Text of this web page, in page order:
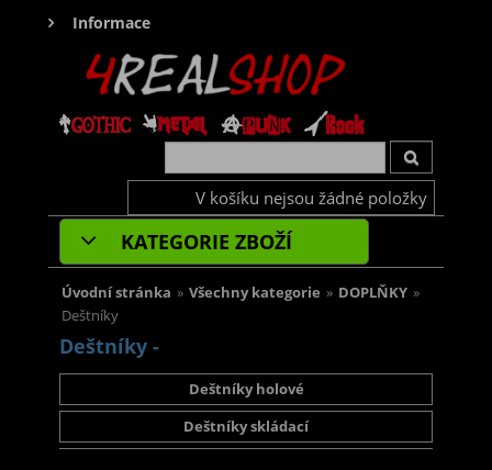
Informace
V košíku nejsou žádné položky
KATEGORIE ZBOŽÍ
Úvodní stránka » Všechny kategorie » DOPLŇKY »
Deštníky
Deštníky -
Deštníky holové
Deštníky skládací